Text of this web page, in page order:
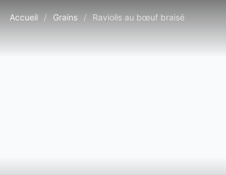
Accueil / Grains / Raviolis au bœuf braisé